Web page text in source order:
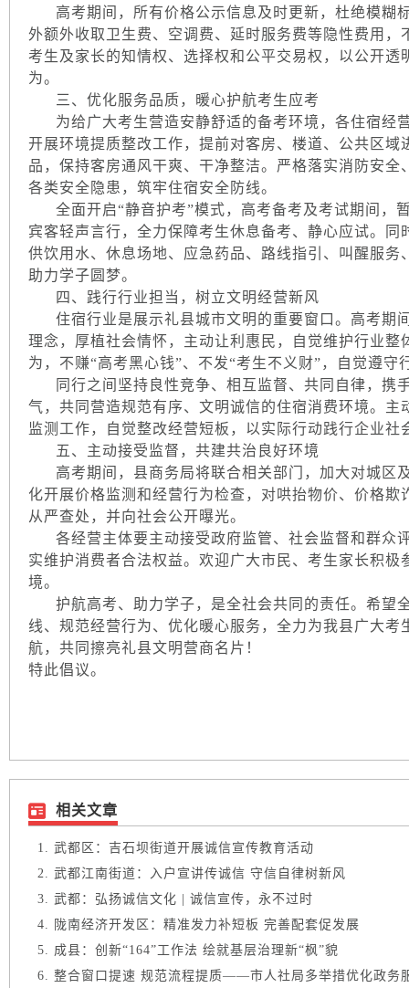
高考期间，所有价格公示信息及时更新，杜绝模糊
外额外收取卫生费、空调费、延时服务费等隐性费用
考生及家长的知情权、选择权和公平交易权，以公开
为。
三、优化服务品质，暖心护航考生应考
为给广大考生营造安静舒适的备考环境，各住宿经
开展环境提质整改工作，提前对客房、楼道、公共区
品，保持客房通风干爽、干净整洁。严格落实消防安
各类安全隐患，筑牢住宿安全防线。
全面开启“静音护考”模式，高考备考及考试期间，
宾客轻声言行，全力保障考生休息备考、静心应试。
供饮用水、休息场地、应急药品、路线指引、叫醒服
助力学子圆梦。
四、践行行业担当，树立文明经营新风
住宿行业是展示礼县城市文明的重要窗口。高考期
理念，厚植社会情怀，主动让利惠民，自觉维护行业
为，不赚“高考黑心钱”、不发“考生不义财”，自觉遵守
同行之间坚持良性竞争、相互监督、共同自律，携
气，共同营造规范有序、文明诚信的住宿消费环境。
监测工作，自觉整改经营短板，以实际行动践行企业社
五、主动接受监督，共建共治良好环境
高考期间，县商务局将联合相关部门，加大对城区
化开展价格监测和经营行为检查，对哄抬物价、价格
从严查处，并向社会公开曝光。
各经营主体要主动接受政府监管、社会监督和群众
实维护消费者合法权益。欢迎广大市民、考生家长积
境。
护航高考、助力学子，是全社会共同的责任。希望
线、规范经营行为、优化暖心服务，全力为我县广大
航，共同擦亮礼县文明营商名片！
特此倡议。
相关文章
武都区：吉石坝街道开展诚信宣传教育活动
武都江南街道：入户宣讲传诚信 守信自律树新风
武都：弘扬诚信文化 | 诚信宣传，永不过时
陇南经济开发区：精准发力补短板 完善配套促发展
成县：创新“164”工作法 绘就基层治理新“枫”貌
整合窗口提速 规范流程提质——市人社局多举措优化政务